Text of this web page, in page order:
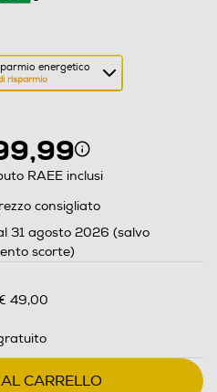
energetico
risparmio
RAEE inclusi
consigliato
31 agosto 2026 (salvo
scorte)
49,00
CARRELLO